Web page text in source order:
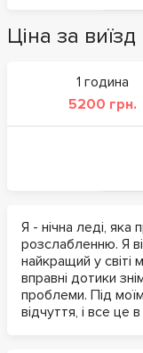
Ціна за виїзд
1 година
5200 грн.
Я - нічна леді,
розслабленню. Я
найкращий у світі
вправні дотики
проблеми. Під
відчуття, і все це